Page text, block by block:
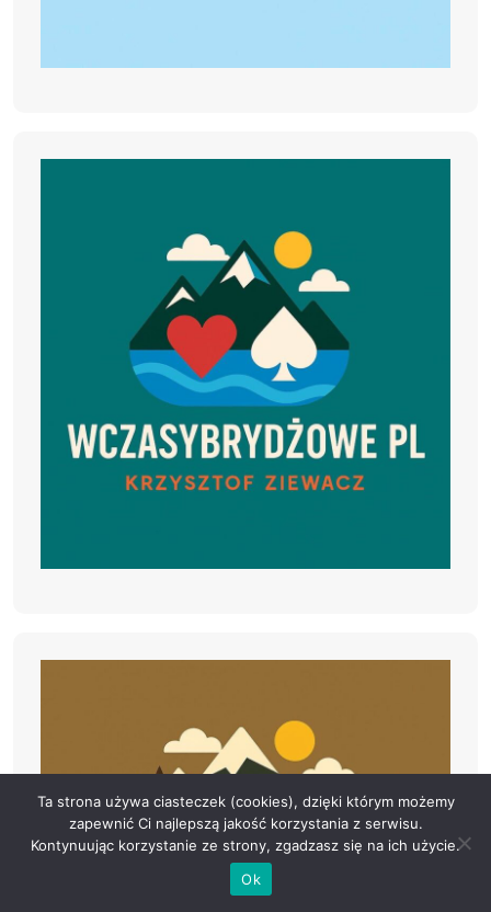
Ta strona używa ciasteczek (cookies), dzięki którym możemy
zapewnić Ci najlepszą jakość korzystania z serwisu.
Kontynuując korzystanie ze strony, zgadzasz się na ich użycie.
Ok